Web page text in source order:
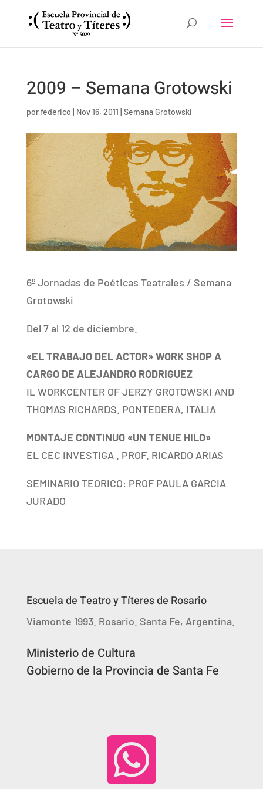
2009 – Semana Grotowski
porfederico Nov 16, 2011 Semana Grotowski
6º Jornadas de Poéticas Teatrales / Semana
Grotowski
Del 7 al 12 de diciembre.
«EL TRABAJO DEL ACTOR» WORK SHOP A
CARGO DE ALEJANDRO RODRIGUEZ
IL WORKCENTER OF JERZY GROTOWSKI AND
THOMAS RICHARDS. PONTEDERA, ITALIA
MONTAJE CONTINUO «UN TENUE HILO»
EL CEC INVESTIGA . PROF. RICARDO ARIAS
SEMINARIO TEORICO: PROF PAULA GARCIA
JURADO
Escuela de Teatro y Títeres de Rosario
Viamonte 1993. Rosario. Santa Fe, Argentina.
Ministerio de Cultura
Gobierno de la Provincia de Santa Fe
